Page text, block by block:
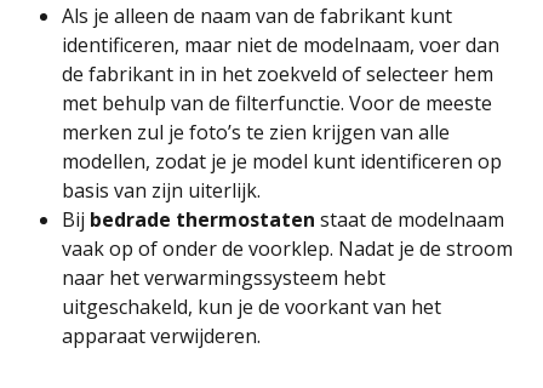
Als je alleen de naam van de fabrikant kunt
identificeren, maar niet de modelnaam, voer dan
de fabrikant in in het zoekveld of selecteer hem
met behulp van de filterfunctie. Voor de meeste
merken zul je foto’s te zien krijgen van alle
modellen, zodat je je model kunt identificeren op
basis van zijn uiterlijk.
Bij bedrade thermostaten staat de modelnaam
vaak op of onder de voorklep. Nadat je de stroom
naar het verwarmingssysteem hebt
uitgeschakeld, kun je de voorkant van het
apparaat verwijderen.